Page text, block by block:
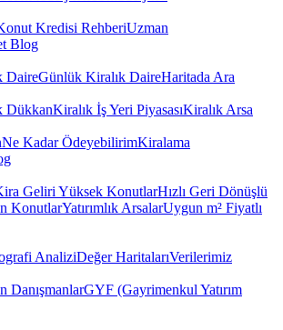
Kredisi RehberiUzman
Blog
DaireGünlük Kiralık DaireHaritada Ara
DükkanKiralık İş Yeri PiyasasıKiralık Arsa
Ne Kadar ÖdeyebilirimKiralama
Geliri Yüksek KonutlarHızlı Geri Dönüşlü
KonutlarYatırımlık ArsalarUygun m² Fiyatlı
AnaliziDeğer HaritalarıVerilerimiz
DanışmanlarGYF (Gayrimenkul Yatırım